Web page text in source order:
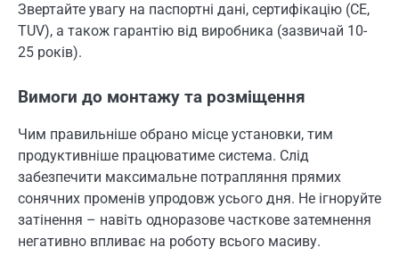
Звертайте увагу на паспортні дані, сертифікацію (CE,
TUV), а також гарантію від виробника (зазвичай 10-
25 років).
Вимоги до монтажу та розміщення
Чим правильніше обрано місце установки, тим
продуктивніше працюватиме система. Слід
забезпечити максимальне потрапляння прямих
сонячних променів упродовж усього дня. Не ігноруйте
затінення – навіть одноразове часткове затемнення
негативно впливає на роботу всього масиву.